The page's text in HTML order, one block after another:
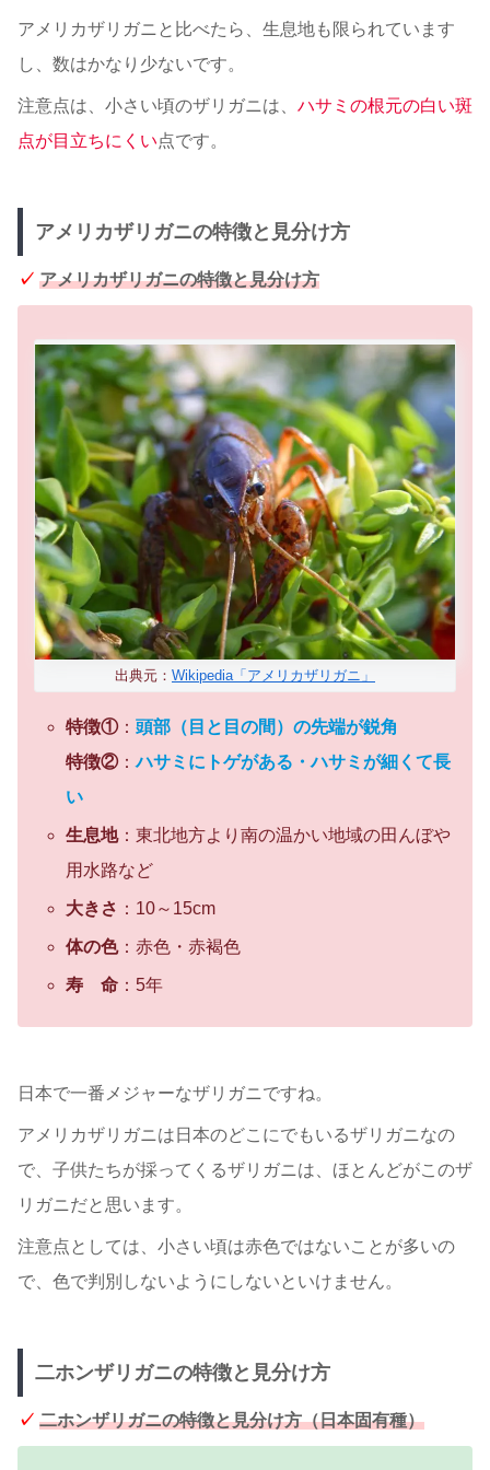
アメリカザリガニと比べたら、生息地も限られています
し、数はかなり少ないです。
注意点は、小さい頃のザリガニは、 ハサミの根元の白い斑
点が目立ちにくい点です。
アメリカザリガニの特徴と見分け方
✓ アメリカザリガニの特徴と見分け方
出典元： Wikipedia「アメリカザリガニ」
特徴①：頭部（目と目の間）の先端が鋭角
特徴②：ハサミにトゲがある・ハサミが細くて長
い
生息地：東北地方より南の温かい地域の田んぼや
用水路など
大きさ ：10～15cm
体の色：赤色・赤褐色
寿 命 ：5年
日本で一番メジャーなザリガニですね。
アメリカザリガニは日本のどこにでもいるザリガニなの
で、子供たちが採ってくるザリガニは、ほとんどがこのザ
リガニだと思います。
注意点としては、小さい頃は赤色ではないことが多いの
で、色で判別しないようにしないといけません。
二ホンザリガニの特徴と見分け方
✓ 二ホンザリガニの特徴と見分け方（日本固有種）